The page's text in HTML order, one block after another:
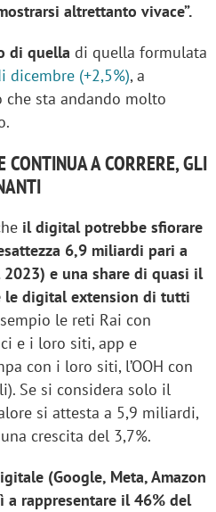
altrettanto vivace”.
di quella di quella formulata
dicembre (+2,5%), a
sta andando molto
CONTINUA A CORRERE, GLI
il digital potrebbe sfiorare
6,9 miliardi pari a
e una share di quasi il
le digital extension di tutti
le reti Rai con
e i loro siti, app e
con i loro siti, l’OOH con
Se si considera solo il
si attesta a 5,9 miliardi,
crescita del 3,7%.
(Google, Meta, Amazon
a rappresentare il 46% del